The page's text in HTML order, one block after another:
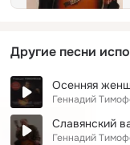
Другие песни
Осенняя
Геннадий
Славянский
Геннадий